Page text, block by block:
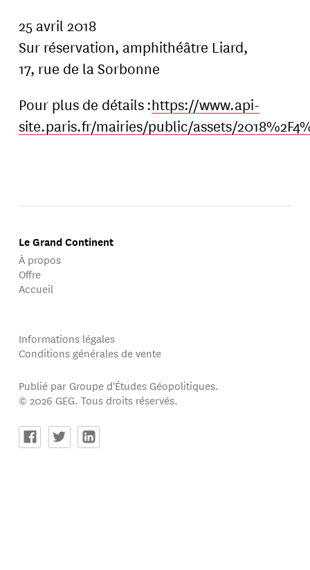
25 avril 2018
Sur réservation, amphithéâtre Liard,
17, rue de la Sorbonne
Pour plus de détails :https://www.api-
site.paris.fr/mairies/public/assets/
Le Grand Continent
À propos
Offre
Accueil
Informations légales
Conditions générales de vente
Publié par Groupe d'Études Géopolitiques.
© 2026 GEG. Tous droits réservés.